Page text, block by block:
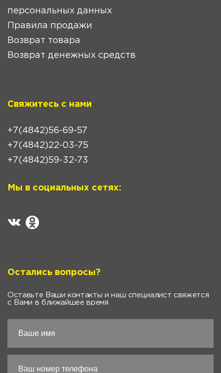
персональных данных
Правила продажи
Возврат товара
Возврат денежных средств
Свяжитесь с нами
+7(4842)56-69-57
+7(4842)22-03-75
+7(4842)59-32-73
Мы в социальных сетях:
Остались вопросы?
Оставьте Ваши контакты и наш специалист свяжется
с Вами в ближайшее время